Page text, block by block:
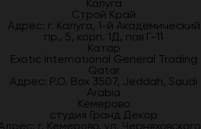
Калуга
Строй Край
Адрес: г. Калуга, 1-й Академический
пр., 5, корп. 1Д, пав Г-11
Катар
Exotic International General Trading
Qatar
Адрес: P.O. Box 3507, Jeddah, Saudi
Arabia
Кемерово
студия Гранд Декор
г. Кемерово, ул.